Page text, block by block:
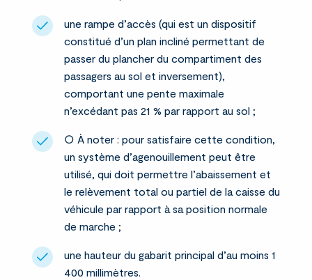
une rampe d’accès (qui est un dispositif
constitué d’un plan incliné permettant de
passer du plancher du compartiment des
passagers au sol et inversement),
comportant une pente maximale
n’excédant pas 21 % par rapport au sol ;
○ À noter : pour satisfaire cette condition,
un système d’agenouillement peut être
utilisé, qui doit permettre l’abaissement et
le relèvement total ou partiel de la caisse du
véhicule par rapport à sa position normale
de marche ;
une hauteur du gabarit principal d’au moins 1
400 millimètres.